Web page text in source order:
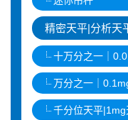
精密天平|分析天
十万分之一｜
万分之一｜
千分位天平|1mg